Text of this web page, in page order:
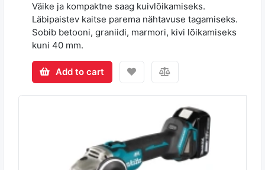
Väike ja kompaktne saag kuivlõikamiseks.
Läbipaistev kaitse parema nähtavuse tagamiseks.
Sobib betooni, graniidi, marmori, kivi lõikamiseks
kuni 40 mm.
Add to cart